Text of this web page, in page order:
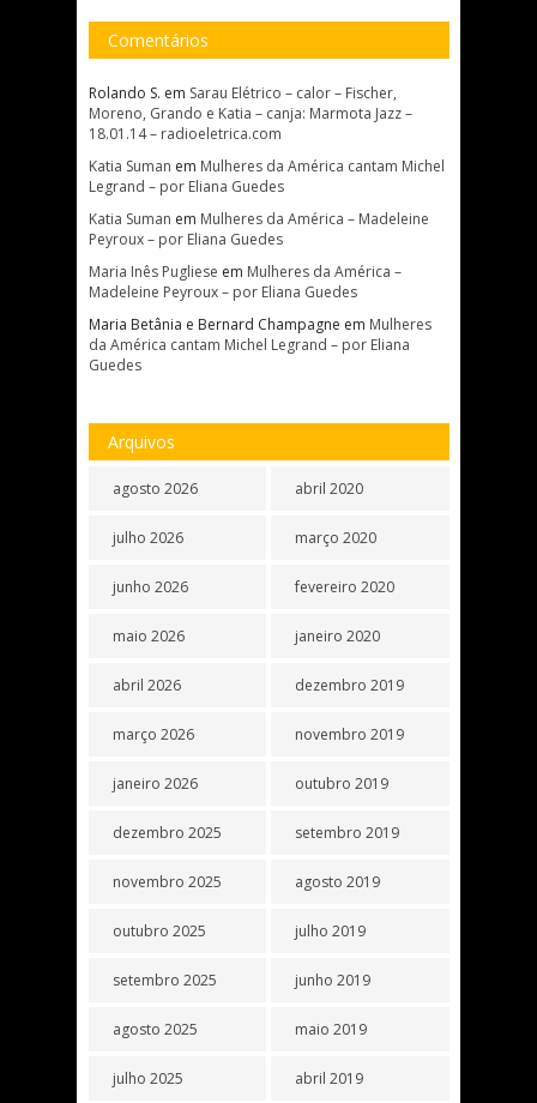
Comentários
Rolando S. em Sarau Elétrico – calor – Fischer,
Moreno, Grando e Katia – canja: Marmota Jazz –
18.01.14 – radioeletrica.com
Katia Suman em Mulheres da América cantam Michel
Legrand – por Eliana Guedes
Katia Suman em Mulheres da América – Madeleine
Peyroux – por Eliana Guedes
Maria Inês Pugliese em Mulheres da América –
Madeleine Peyroux – por Eliana Guedes
Maria Betânia e Bernard Champagne em Mulheres
da América cantam Michel Legrand – por Eliana
Guedes
Arquivos
agosto 2026
julho 2026
junho 2026
maio 2026
abril 2026
março 2026
janeiro 2026
dezembro 2025
novembro 2025
outubro 2025
setembro 2025
agosto 2025
julho 2025
abril 2020
março 2020
fevereiro 2020
janeiro 2020
dezembro 2019
novembro 2019
outubro 2019
setembro 2019
agosto 2019
julho 2019
junho 2019
maio 2019
abril 2019